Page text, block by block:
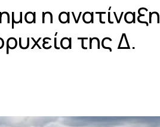
η ανατίναξη
της Δ.